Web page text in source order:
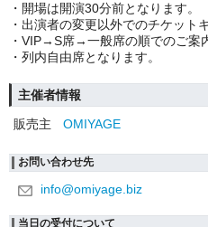
・開場は開演30分前となります。
・出演者の変更以外でのチケット
・VIP→S席→一般席の順でのご案
・列内自由席となります。
主催者情報
販売主
OMIYAGE
お問い合わせ先
info@omiyage.biz
当日の受付について